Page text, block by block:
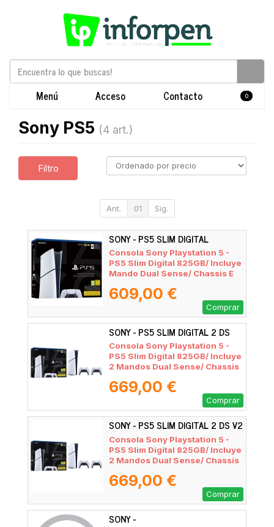
Menú Acceso Contacto 0
Sony PS5 (4 art.)
Filtro
Ant. 01 Sig.
SONY - PS5 SLIM DIGITAL
Consola Sony Playstation 5 -
PS5 Slim Digital 825GB/ Incluye
Mando Dual Sense/ Chassis E
609,00 €
Comprar
SONY - PS5 SLIM DIGITAL 2 DS
Consola Sony Playstation 5 -
PS5 Slim Digital 825GB/ Incluye
2 Mandos Dual Sense/ Chassis
669,00 €
Comprar
SONY - PS5 SLIM DIGITAL 2 DS V2
Consola Sony Playstation 5 -
PS5 Slim Digital 825GB/ Incluye
2 Mandos Dual Sense/ Chassis
669,00 €
Comprar
SONY -